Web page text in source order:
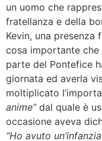
un uomo che
fratellanza e della
Kevin, una presenza
cosa importante che
parte del Pontefice
giornata ed averla
moltiplicato
anime”dal quale è
occasione aveva
“Ho avuto